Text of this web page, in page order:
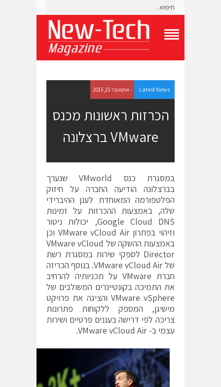
g
l
e
N
n
M
e
n
u
Latest News - אוקטובר 15, 2015
הכרזות ראשונות מכנס
VMware ברצלונה
במסגרת כנס VMworld שנערך
בברצלונה הודיעה החברה על חיזוק
הפלטפורמה המאוחדת לענן ההיברידי
שלה, באמצעות ההכרזות על זמינות
Google Cloud DNS, יכולות ניטור
וזיהוי בפתרון VMware vCloud Air וכן
באמצעות ההשקה של VMware vCloud
Director לספקי שירות במסגרת רשת
של VMware vCloud Air. בנוסף הכריזה
חברת VMware על תכניותיה להרחיב
את התמיכה בקונטיינרים המשולבים של
VMware vSphere והציגה את פרויקט
מישיגן, המספק ללקוחות פתרונות
צריכה לפי דרישה בעננים פרטיים ושירות
עצמי ב- VMware vCloud Air.